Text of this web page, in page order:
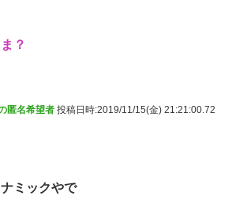
？
匿名希望者 投稿日時:2019/11/15(金) 21:21:00.72
ミックやで